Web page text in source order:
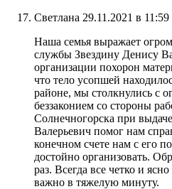
Светлана 29.11.2021 в 11:59
Наша семья выражает
службы Звездину Денису
организации похорон
что тело усопшей
районе, мы столкнулись с
беззаконием со стороны
Солнечногорска при
Валерьевич помог нам
конечном счете нам с его
достойно организовать.
раз. Всегда все четко и
важно в тяжелую минуту.